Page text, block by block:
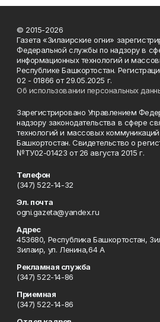
© 2015-2026
Газета «Зилаирские огни»
Федеральной службы по надзору в
информационных технологий и
Республике Башкортостан.
02 - 01866 от 29.05.2025 г.
Об использовании персональных
Зарегистрировано Управлением
надзору законодательства в сфере
технологий и массовых
Башкортостан. Свидетельство о
№ТУ02-01423 от 26 августа 2015 г.
Телефон
(347) 522-14-32
Эл. почта
ogni.gazeta@yandex.ru
Адрес
453680, Республика Башкортостан,
Зилаир, ул. Ленина,64 А
Рекламная служба
(347) 522-14-86
Приемная
(347) 522-14-86